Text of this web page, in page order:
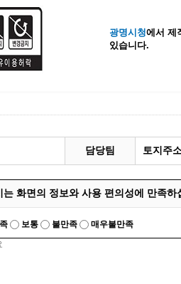
광명시민대상
시민건의
광명시청에서 제
있습니다.
담당팀 토지주
는 화면의 정보와 사용 편의성에 만족하
보통 불만족 매우불만족